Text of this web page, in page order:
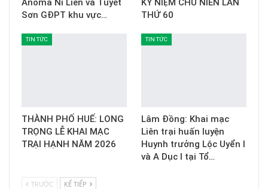
Anoma Ni Liên và Tuyết
Sơn GĐPT khu vực…
KỶ NIỆM CHU NIÊN LẦN
THỨ 60
TIN TỨC
THÀNH PHỐ HUẾ: LONG
TRỌNG LỄ KHAI MẠC
TRẠI HẠNH NĂM 2026
TIN TỨC
Lâm Đồng: Khai mạc
Liên trại huấn luyện
Huynh trưởng Lộc Uyển I
và A Dục I tại Tổ…
TRƯỚC KẾ TIẾP